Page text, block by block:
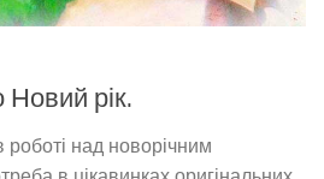
Новий рік.
над новорічним